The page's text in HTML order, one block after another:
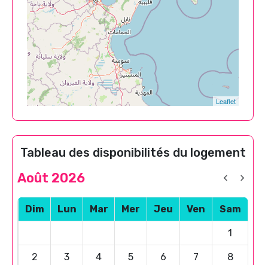
Leaflet
Tableau des disponibilités du logement
Août 2026
Dim Lun Mar Mer Jeu Ven Sam
1
2 3 4 5 6 7 8